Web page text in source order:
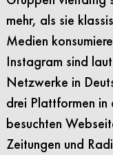
mehr, als sie
Medien
Instagram sind
Netzwerke in
drei Plattformen in
besuchten
Zeitungen und